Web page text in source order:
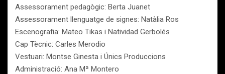
Assessorament pedagògic: Berta Juanet
Assessorament llenguatge de signes: Natàlia Ros
Escenografia: Mateo Tikas i Natividad Gerbolés
Cap Tècnic: Carles Merodio
Vestuari: Montse Ginesta i Únics Produccions
Administració: Ana Mª Montero